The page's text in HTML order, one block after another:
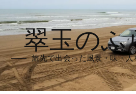
翠玉のふ
旅先で出会った風景・味・